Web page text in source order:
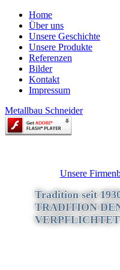
Home
Über uns
Unsere Geschichte
Unsere Produkte
Referenzen
Bilder
Kontakt
Impressum
Metallbau Schneider
Unsere
Tradition seit
TRADITION
VERPFLICHTET